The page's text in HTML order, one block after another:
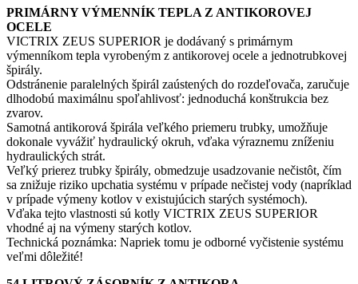
PRIMÁRNY VÝMENNÍK TEPLA Z ANTIKOROVEJ
OCELE
VICTRIX ZEUS SUPERIOR je dodávaný s primárnym
výmenníkom tepla vyrobeným z antikorovej ocele a jednotrubkovej
špirály.
Odstránenie paralelných špirál zaústených do rozdeľovača, zaručuje
dlhodobú maximálnu spoľahlivosť: jednoduchá konštrukcia bez
zvarov.
Samotná antikorová špirála veľkého priemeru trubky, umožňuje
dokonale vyvážiť hydraulický okruh, vďaka výraznemu zníženiu
hydraulických strát.
Veľký prierez trubky špirály, obmedzuje usadzovanie nečistôt, čím
sa znižuje riziko upchatia systému v prípade nečistej vody (napríklad
v prípade výmeny kotlov v existujúcich starých systémoch).
Vďaka tejto vlastnosti sú kotly VICTRIX ZEUS SUPERIOR
vhodné aj na výmeny starých kotlov.
Technická poznámka: Napriek tomu je odborné vyčistenie systému
veľmi dôležité!